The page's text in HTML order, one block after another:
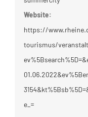
Website:
https://
tourismus/
e_=